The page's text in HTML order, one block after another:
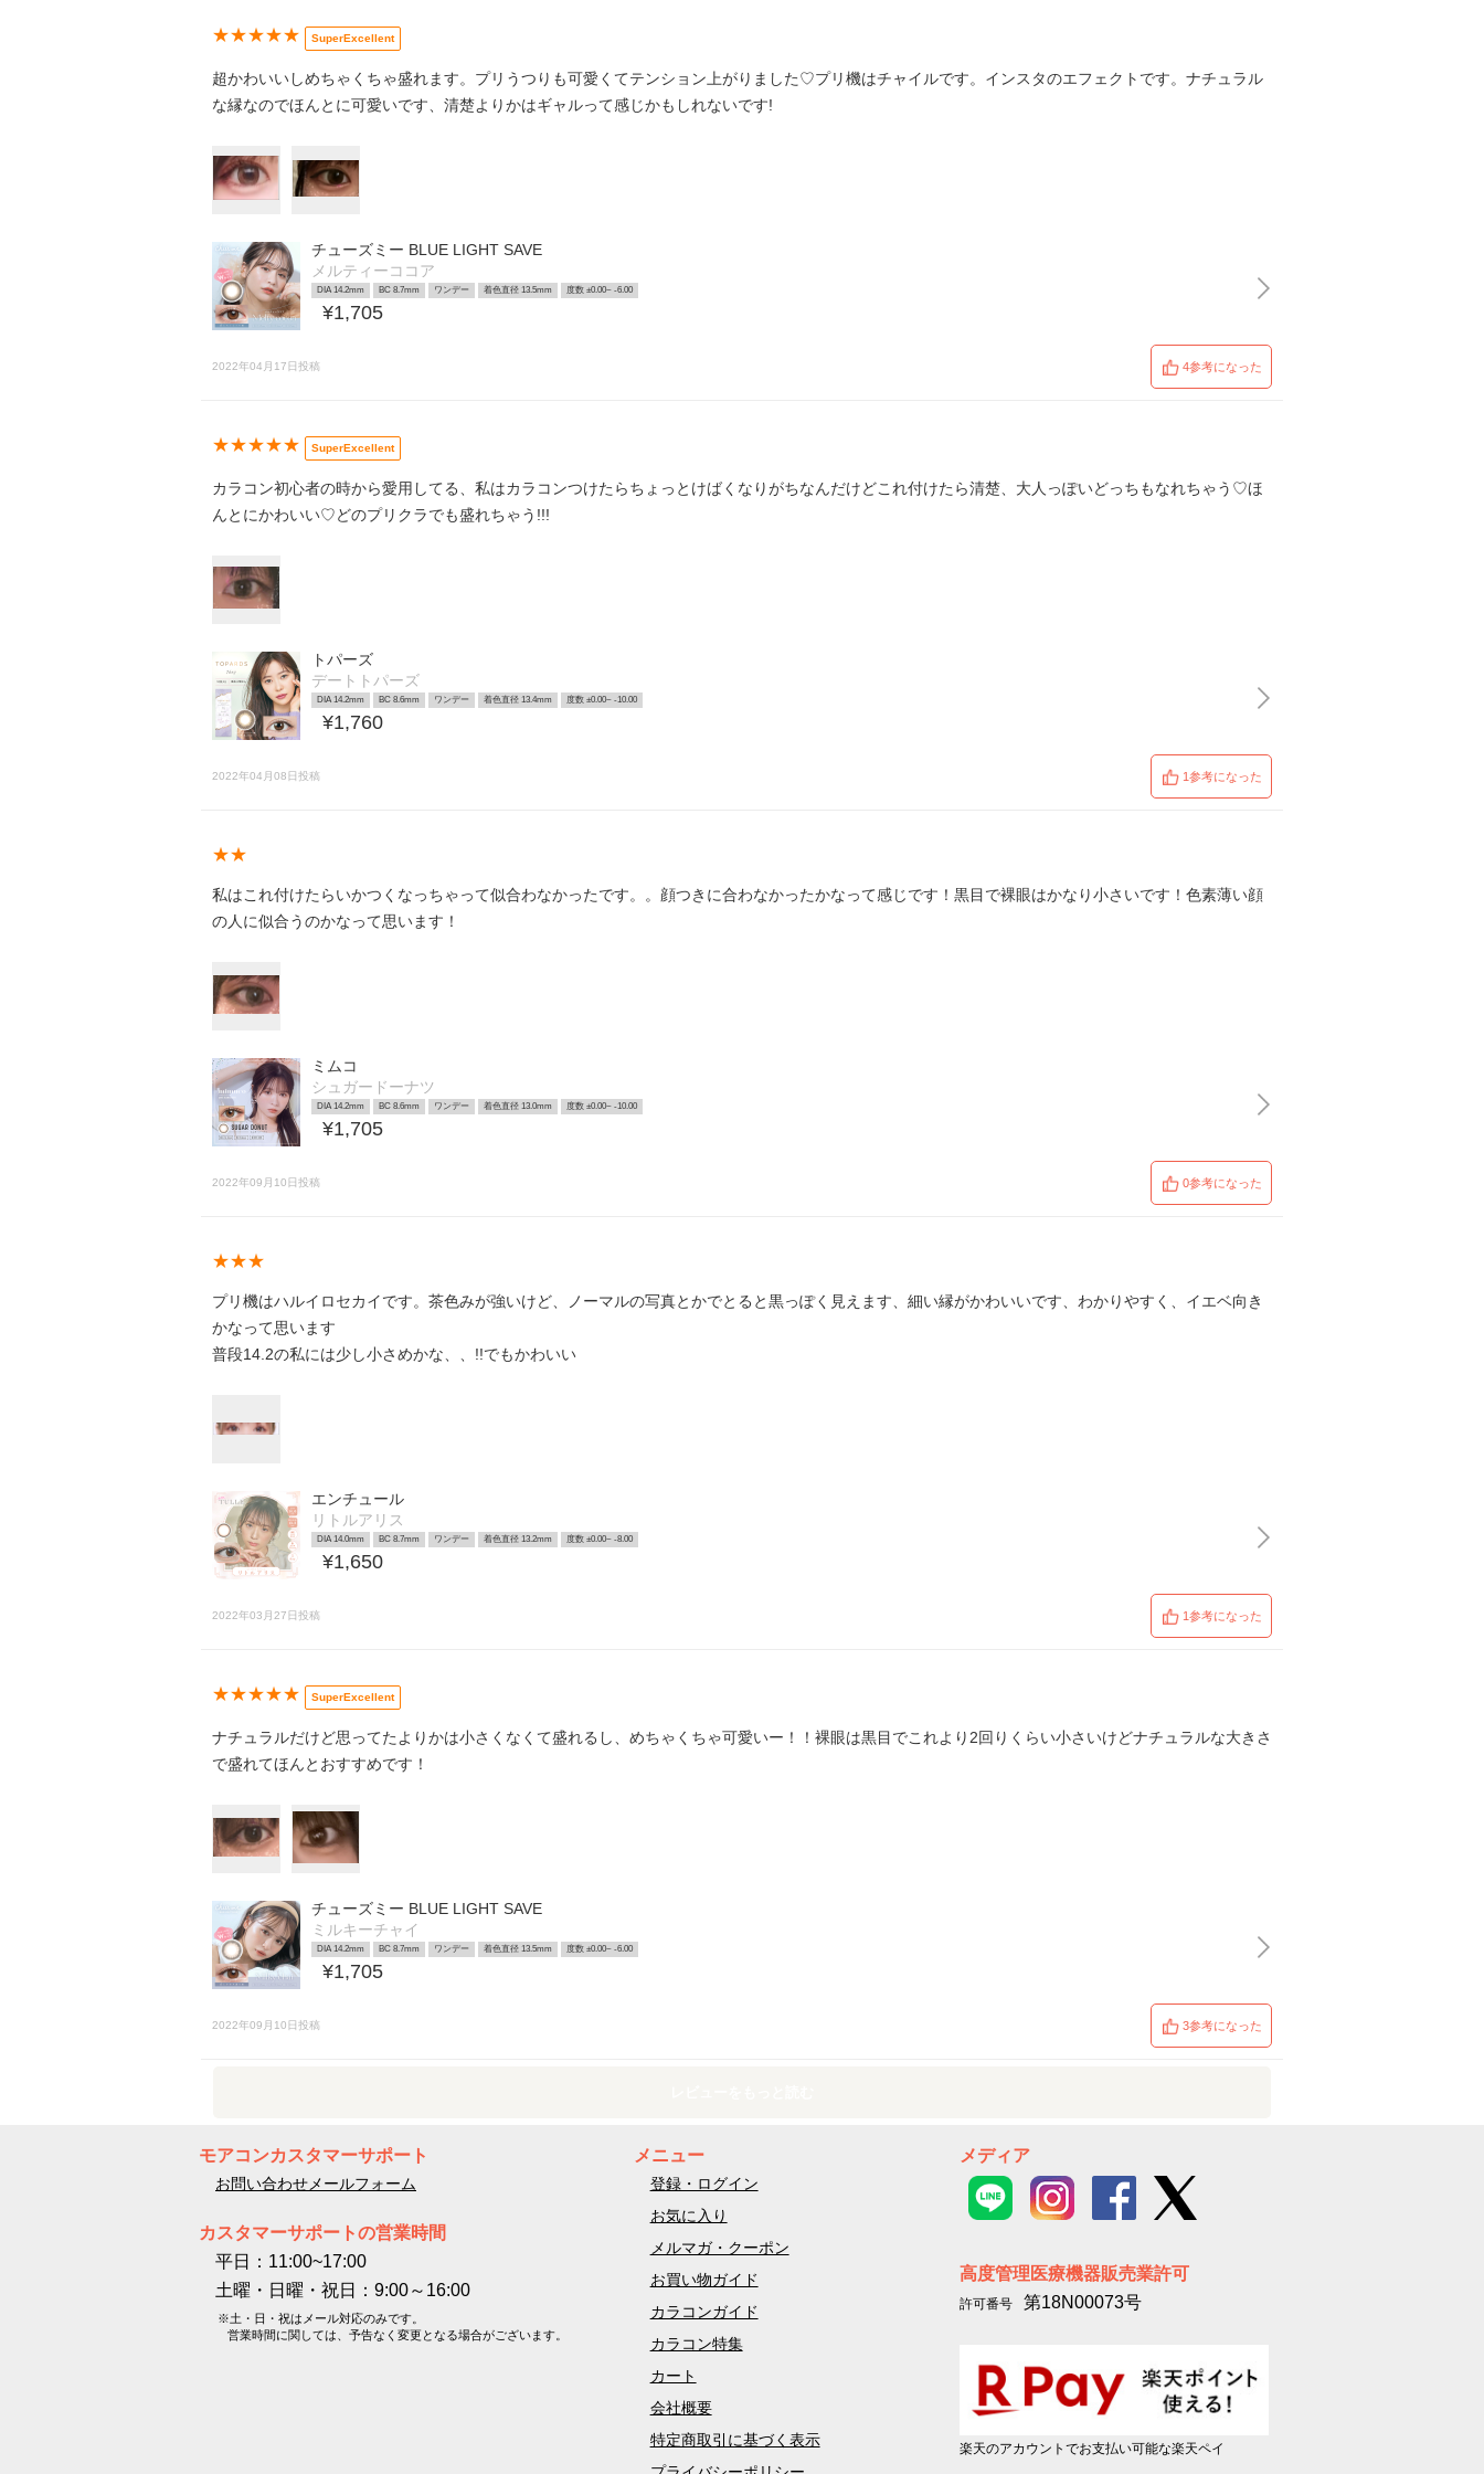
★★★★★ SuperExcellent
超かわいいしめちゃくちゃ盛れます。プリうつりも可愛くてテンション上がりました♡プリ機はチャイルです。インスタのエフェクトです。ナチュラル
な縁なのでほんとに可愛いです、清楚よりかはギャルって感じかもしれないです!
チューズミー BLUE LIGHT SAVE
メルティーココア
DIA 14.2mm BC 8.7mm ワンデー 着色直径 13.5mm 度数 ±0.00~ -6.00
¥1,705
2022年04月17日投稿 4参考になった
★★★★★ SuperExcellent
カラコン初心者の時から愛用してる、私はカラコンつけたらちょっとけばくなりがちなんだけどこれ付けたら清楚、大人っぽいどっちもなれちゃう♡ほ
んとにかわいい♡どのプリクラでも盛れちゃう!!!
トパーズ
デートトパーズ
DIA 14.2mm BC 8.6mm ワンデー 着色直径 13.4mm 度数 ±0.00~ -10.00
¥1,760
2022年04月08日投稿 1参考になった
★★
私はこれ付けたらいかつくなっちゃって似合わなかったです。。顔つきに合わなかったかなって感じです！黒目で裸眼はかなり小さいです！色素薄い顔
の人に似合うのかなって思います！
ミムコ
シュガードーナツ
DIA 14.2mm BC 8.6mm ワンデー 着色直径 13.0mm 度数 ±0.00~ -10.00
¥1,705
2022年09月10日投稿 0参考になった
★★★
プリ機はハルイロセカイです。茶色みが強いけど、ノーマルの写真とかでとると黒っぽく見えます、細い縁がかわいいです、わかりやすく、イエベ向き
かなって思います
普段14.2の私には少し小さめかな、、!!でもかわいい
エンチュール
リトルアリス
DIA 14.0mm BC 8.7mm ワンデー 着色直径 13.2mm 度数 ±0.00~ -8.00
¥1,650
2022年03月27日投稿 1参考になった
★★★★★ SuperExcellent
ナチュラルだけど思ってたよりかは小さくなくて盛れるし、めちゃくちゃ可愛いー！！裸眼は黒目でこれより2回りくらい小さいけどナチュラルな大きさ
で盛れてほんとおすすめです！
チューズミー BLUE LIGHT SAVE
ミルキーチャイ
DIA 14.2mm BC 8.7mm ワンデー 着色直径 13.5mm 度数 ±0.00~ -6.00
¥1,705
2022年09月10日投稿 3参考になった
モアコンカスタマーサポート
お問い合わせメールフォーム
カスタマーサポートの営業時間
平日：11:00~17:00
土曜・日曜・祝日：9:00～16:00
※土・日・祝はメール対応のみです。
営業時間に関しては、予告なく変更となる場合がございます。
メニュー
登録・ログイン
お気に入り
メルマガ・クーポン
お買い物ガイド
カラコンガイド
カラコン特集
カート
会社概要
特定商取引に基づく表示
メディア
高度管理医療機器販売業許可
許可番号 第18N00073号
楽天のアカウントでお支払い可能な楽天ペイ